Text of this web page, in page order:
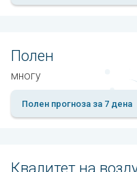
Полен
многу
Полен прогноза за 7 дена
Квалитет на